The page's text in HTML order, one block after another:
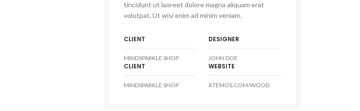
tincidunt ut laoreet dolore magna aliquam erat
volutpat. Ut wisi enim ad minim veniam.
CLIENT
MINDSPARKLE SHOP
DESIGNER
JOHN DOE
CLIENT
MINDSPARKLE SHOP
WEBSITE
XTEMOS.COM/WOOD